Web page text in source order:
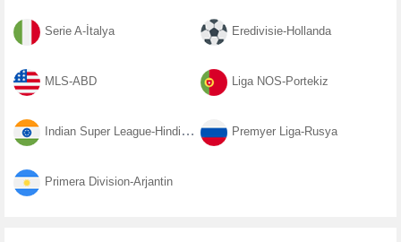
Serie A-İtalya Eredivisie-Hollanda
MLS-ABD Liga NOS-Portekiz
Indian Super League-Hindistan Premyer Liga-Rusya
Primera Division-Arjantin